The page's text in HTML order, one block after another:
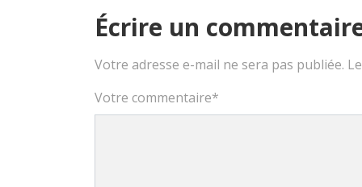
Écrire un
Votre adresse e-mail ne sera pas publiée.
Votre commentaire*